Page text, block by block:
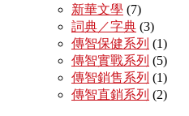
新華文學 (7)
詞典／字典 (3)
傳智保健系列 (1)
傳智實戰系列 (5)
傳智銷售系列 (1)
傳智直銷系列 (2)